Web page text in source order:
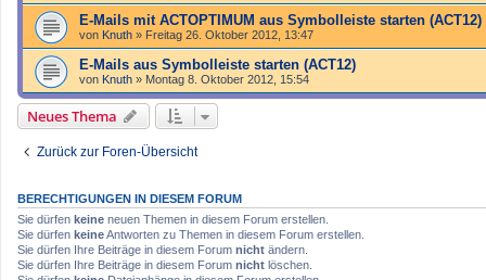
E-Mails mit ACTOPTIMUM aus Symbolleiste starten (ACT12)
von Knuth » Freitag 26. Oktober 2012, 13:47
E-Mails aus Symbolleiste starten (ACT12)
von Knuth » Montag 8. Oktober 2012, 15:54
Neues Thema
Zurück zur Foren-Übersicht
BERECHTIGUNGEN IN DIESEM FORUM
Sie dürfen keine neuen Themen in diesem Forum erstellen.
Sie dürfen keineAntworten zu Themen in diesem Forum erstellen.
Sie dürfen Ihre Beiträge in diesem Forum nicht ändern.
Sie dürfen Ihre Beiträge in diesem Forum nicht löschen.